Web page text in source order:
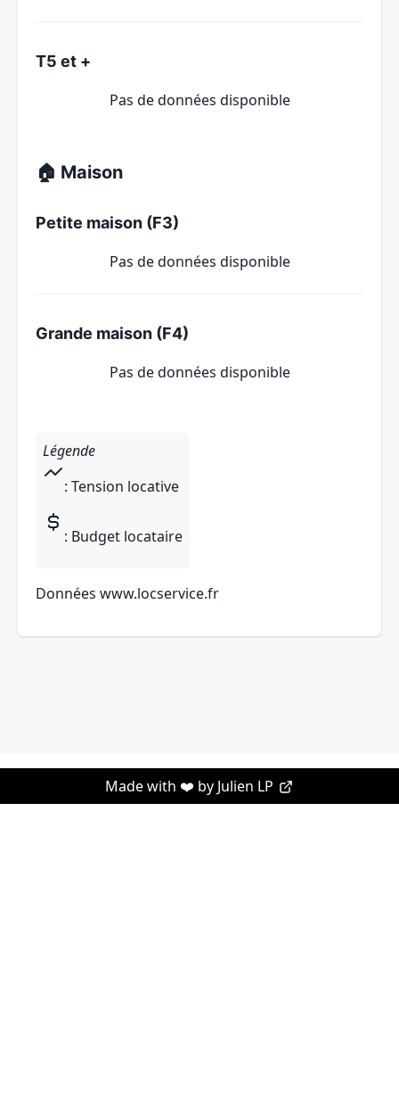
T5 et +
Pas de données disponible
🏠 Maison
Petite maison (F3)
Pas de données disponible
Grande maison (F4)
Pas de données disponible
Légende
: Tension locative
: Budget locataire
Données www.locservice.fr
Made with ❤️ by Julien LP